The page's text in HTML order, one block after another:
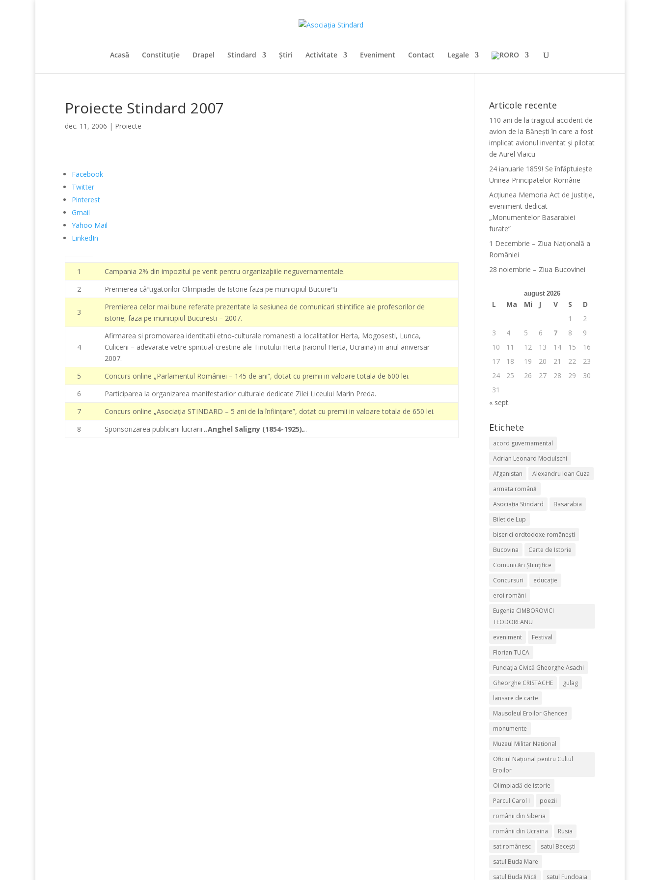
Acasă Constituție Drapel Stindard Știri Activitate Eveniment Contact Legale RO
Proiecte Stindard 2007
dec. 11, 2006 | Proiecte
Facebook
Twitter
Pinterest
Gmail
Yahoo Mail
LinkedIn
1
Campania 2% din impozitul pe venit pentru organizaþiile neguvernamentale.
2
Premierea câºtigãtorilor Olimpiadei de Istorie faza pe municipiul Bucureºti
3
Premierea celor mai bune referate prezentate la sesiunea de comunicari stiintifice ale profesorilor de
istorie, faza pe municipiul Bucuresti – 2007.
4
Afirmarea si promovarea identitatii etno-culturale romanesti a localitatilor Herta, Mogosesti, Lunca,
Culiceni – adevarate vetre spiritual-crestine ale Tinutului Herta (raionul Herta, Ucraina) in anul aniversar
2007.
5
Concurs online „Parlamentul României – 145 de ani”, dotat cu premii in valoare totala de 600 lei.
6
Participarea la organizarea manifestarilor culturale dedicate Zilei Liceului Marin Preda.
7
Concurs online „Asociaţia STINDARD – 5 ani de la înfiinţare”, dotat cu premii in valoare totala de 650 lei.
8
Sponsorizarea publicarii lucrarii „Anghel Saligny (1854-1925)„.
Articole recente
110 ani de la tragicul accident de
avion de la Bănești în care a fost
implicat avionul inventat și pilotat
de Aurel Vlaicu
24 ianuarie 1859! Se înfăptuiește
Unirea Principatelor Române
Acțiunea Memoria Act de Justiție,
eveniment dedicat
„Monumentelor Basarabiei
furate”
1 Decembrie – Ziua Naţională a
României
28 noiembrie – Ziua Bucovinei
august 2026
L Ma Mi J V S
D
1
2
3
4 5 6 7 8
9
10
11 12 13 14 15
16
17
18 19 20 21 22
23
24
25 26 27 28 29
30
31
« sept.
Etichete
acord guvernamental
Adrian Leonard Mociulschi
Afganistan
Alexandru Ioan Cuza
armata română
Asociația Stindard
Basarabia
Bilet de Lup
biserici ordtodoxe românești
Bucovina
Carte de Istorie
Comunicări Științifice
Concursuri
educație
eroi români
Eugenia CIMBOROVICI
TEODOREANU
eveniment
Festival
Florian TUCA
Fundația Civică Gheorghe Asachi
Gheorghe CRISTACHE
gulag
lansare de carte
Mausoleul Eroilor Ghencea
monumente
Muzeul Militar Național
Oficiul Naţional pentru Cultul
Eroilor
Olimpiadă de istorie
Parcul Carol I
poezii
românii din Siberia
românii din Ucraina
Rusia
sat românesc
satul Becești
satul Buda Mare
satul Buda Mică
satul Fundoaia